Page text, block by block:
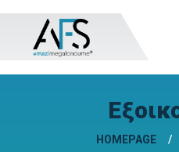
HOMEPAGE